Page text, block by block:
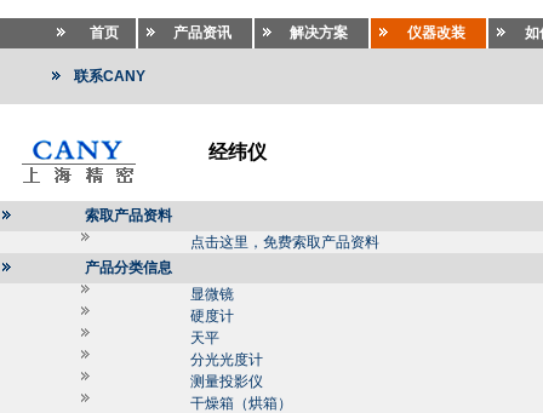
首页 产品资讯 解决方案 仪器改装 如
联系CANY
经纬仪
索取产品资料
点击这里，免费索取产品资料
产品分类信息
显微镜
硬度计
天平
分光光度计
测量投影仪
干燥箱（烘箱）